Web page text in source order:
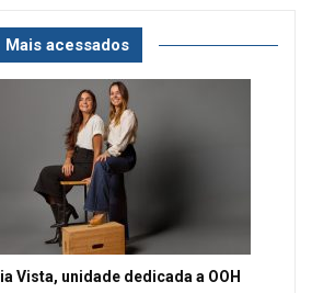
Mais acessados
Vista, unidade dedicada a OOH